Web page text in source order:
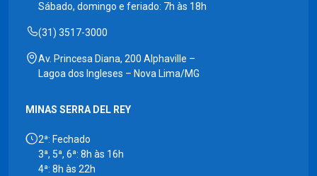
Sábado, domingo e feriado: 7h às 18h
(31) 3517-3000
Av. Princesa Diana, 200 Alphaville –
Lagoa dos Ingleses – Nova Lima/MG
MINAS SERRA DEL REY
2ª: Fechado
3ª, 5ª, 6ª: 8h às 16h
4ª: 8h às 22h